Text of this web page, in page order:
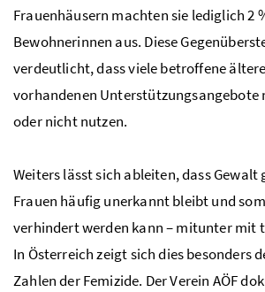
Frauenhäusern machten sie lediglich 2
Bewohnerinnen aus. Diese
verdeutlicht, dass viele betroffene
vorhandenen Unterstützungsangebote
oder nicht nutzen.
Weiters lässt sich ableiten, dass Gewalt
Frauen häufig unerkannt bleibt und
verhindert werden kann – mitunter mit
In Österreich zeigt sich dies besonders
Zahlen der Femizide. Der Verein AÖF